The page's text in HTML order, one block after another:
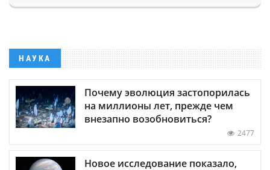
НАУКА
Почему эволюция застопорилась
на миллионы лет, прежде чем
внезапно возобновиться?
2477
Новое исследование показало,